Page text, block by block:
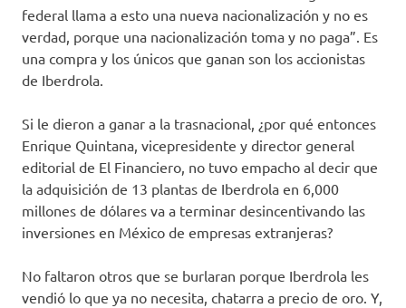
federal llama a esto una nueva nacionalización y no es
verdad, porque una nacionalización toma y no paga”. Es
una compra y los únicos que ganan son los accionistas
de Iberdrola.
Si le dieron a ganar a la trasnacional, ¿por qué entonces
Enrique Quintana, vicepresidente y director general
editorial de El Financiero, no tuvo empacho al decir que
la adquisición de 13 plantas de Iberdrola en 6,000
millones de dólares va a terminar desincentivando las
inversiones en México de empresas extranjeras?
No faltaron otros que se burlaran porque Iberdrola les
vendió lo que ya no necesita, chatarra a precio de oro. Y,